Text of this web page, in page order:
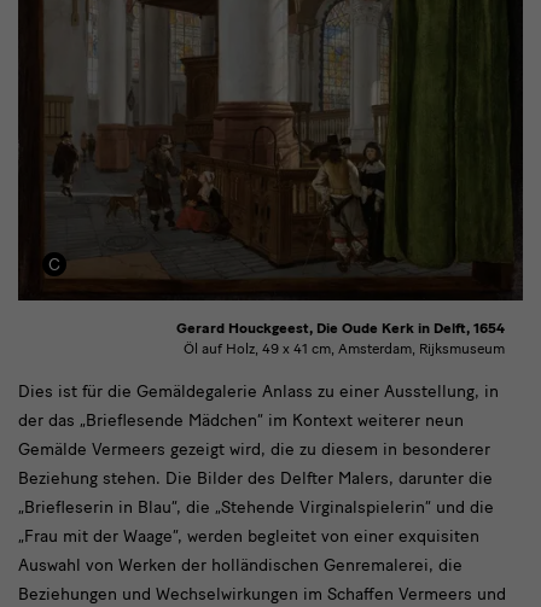
Dies
ist
für
die
Gemäldegalerie
Dies ist für die Gemäldegalerie Anlass zu einer Ausstellung, in
der das „Brieflesende Mädchen“ im Kontext weiterer neun
Gemälde Vermeers gezeigt wird, die zu diesem in besonderer
Beziehung stehen. Die Bilder des Delfter Malers, darunter die
„Briefleserin in Blau“, die „Stehende Virginalspielerin“ und die
„Frau mit der Waage“, werden begleitet von einer exquisiten
Auswahl von Werken der holländischen Genremalerei, die
Beziehungen und Wechselwirkungen im Schaffen Vermeers und
Gerard Houckgeest, Die Oude Kerk in Delft, 1654
Öl auf Holz, 49 x 41 cm, Amsterdam, Rijksmuseum